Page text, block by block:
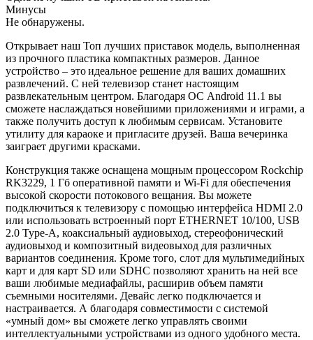
Минусы
Не обнаружены.
Открывает наш Топ лучших приставок модель, выполненная
из прочного пластика компактных размеров. Данное
устройство – это идеальное решение для ваших домашних
развлечений. С ней телевизор станет настоящим
развлекательным центром. Благодаря ОС Android 11.1 вы
сможете наслаждаться новейшими приложениями и играми, а
также получить доступ к любимым сервисам. Установите
утилиту для караоке и пригласите друзей. Ваша вечеринка
заиграет другими красками.
Конструкция также оснащена мощным процессором Rockchip
RK3229, 1 Гб оперативной памяти и Wi-Fi для обеспечения
высокой скорости потокового вещания. Вы можете
подключиться к телевизору с помощью интерфейса HDMI 2.0
или использовать встроенный порт ETHERNET 10/100, USB
2.0 Type-A, коаксиальный аудиовыход, стереофонический
аудиовыход и композитный видеовыход для различных
вариантов соединения. Кроме того, слот для мультимедийных
карт и для карт SD или SDHC позволяют хранить на ней все
ваши любимые медиафайлы, расширив объем памяти
съемными носителями. Девайс легко подключается и
настраивается. А благодаря совместимости с системой
«умный дом» вы сможете легко управлять своими
интеллектуальными устройствами из одного удобного места.